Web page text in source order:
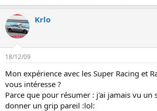
Krlo
18/12/09
Mon expérience avec les Super Racing et
vous intéresse ?
Parce que pour résumer : j'ai jamais vu un
donner un grip pareil :lol: